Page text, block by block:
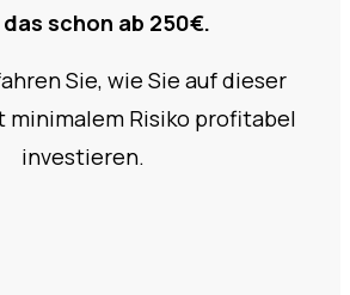
das schon ab 250€.
Sie, wie Sie auf dieser
minimalem Risiko profitabel
investieren.